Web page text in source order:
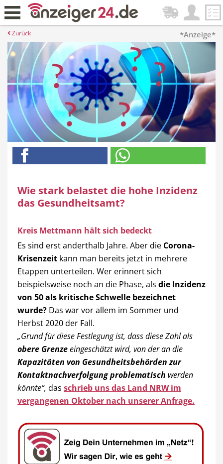
Zurück *Anzeige*
Wie stark belastet die hohe Inzidenz
das Gesundheitsamt?
Kreis Mettmann hält sich bedeckt
Es sind erst anderthalb Jahre. Aber die Corona-
Krisenzeit kann man bereits jetzt in mehrere
Etappen unterteilen. Wer erinnert sich
beispielsweise noch an die Phase, als die Inzidenz
von 50 als kritische Schwelle bezeichnet
wurde? Das war vor allem im Sommer und
Herbst 2020 der Fall.
„Grund für diese Festlegung ist, dass diese Zahl als
obere Grenzeeingeschätzt wird, von der an die
Kapazitäten von Gesundheitsbehörden zur
Kontaktnachverfolgung problematisch werden
könnte“, das schrieb uns das Land NRW im
vergangenen Oktober nach unserer Anfrage.